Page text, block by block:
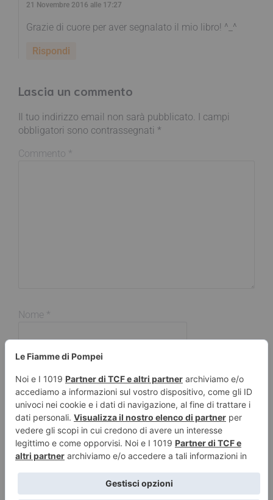
21 Novembre 2016 alle 17:27
Grazie di cuore per aver segnalato il mio libro! ^_^
Rispondi
Lascia un commento
Il tuo indirizzo email non sarà pubblicato.
I campi
obbligatori sono contrassegnati *
Commento *
Nome *
Sito web